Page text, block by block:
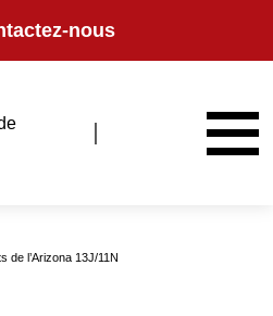
nous
de l’Arizona 13J/11N